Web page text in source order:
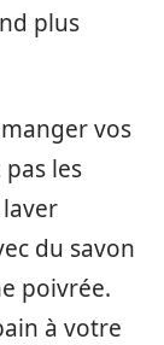
plus
vos
les
du savon
poivrée.
à votre